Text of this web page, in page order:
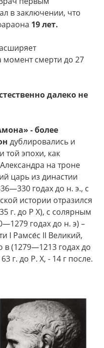
в заключении, что
19 лет.
момент смерти до 27
далеко не
- более
дублировались и
той эпохи, как
на троне
царь из династии
годах до н. э., с
истории отразился
г. до Р Х), с солярным
годах до н. э) –
I Рамсе́с II Великий,
(1279—1213 годах до
г. до Р. Х, - 14 г после.